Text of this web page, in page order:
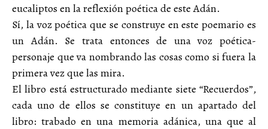
eucaliptos en la reflexión poética de este Adán.
Sí, la voz poética que se construye en este poemario es
un Adán. Se trata entonces de una voz poética-
personaje que va nombrando las cosas como si fuera la
primera vez que las mira.
El libro está estructurado mediante siete “Recuerdos”,
cada uno de ellos se constituye en un apartado del
libro: trabado en una memoria adánica, una que al